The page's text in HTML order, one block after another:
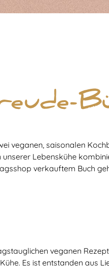
veganen, saisonalen
Lebenskühe
verkauftem Buch
veganen
Es ist entstanden aus